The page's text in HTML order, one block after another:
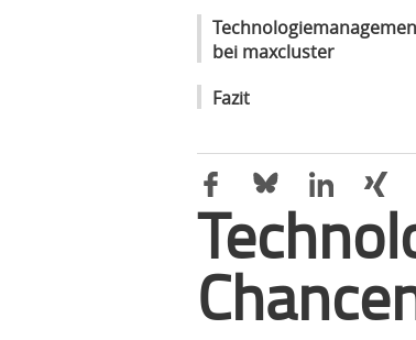
bei maxcluster
Fazit